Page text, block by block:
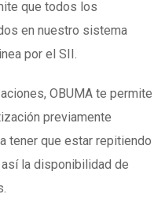
que todos los
en nuestro sistema
por el SII.
OBUMA te permite
previamente
tener que estar repitiendo
la disponibilidad de